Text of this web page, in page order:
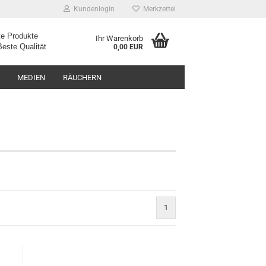
Kundenlogin Merkzettel
Produkte
Ihr Warenkorb
0,00 EUR
MEDIEN RÄUCHERN
1